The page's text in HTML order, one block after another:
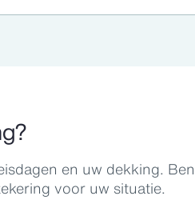
en uw dekking.
voor uw situatie.